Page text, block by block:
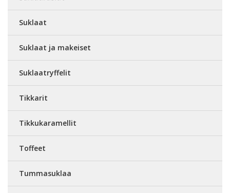
Suklaat
Suklaat ja makeiset
Suklaatryffelit
Tikkarit
Tikkukaramellit
Toffeet
Tummasuklaa